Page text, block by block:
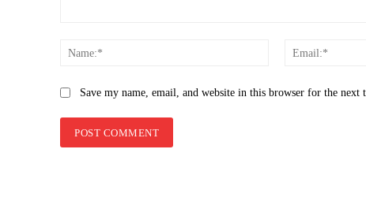
Name:*
Save my name, email, and website in this browser for the next